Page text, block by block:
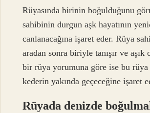
Rüyasında birinin boğulduğunu
sahibinin durgun aşk hayatının
canlanacağına işaret eder. Rüya
aradan sonra biriyle tanışır ve aşık
bir rüya yorumuna göre ise bu
kederin yakında geçeceğine işaret
Rüyada denizde